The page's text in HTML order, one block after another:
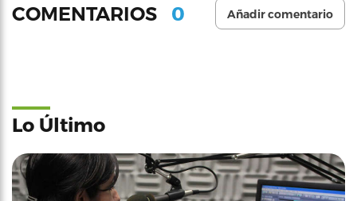
COMENTARIOS 0 Añadir comentario
Lo Último